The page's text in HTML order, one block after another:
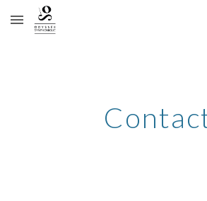
Skip to main content